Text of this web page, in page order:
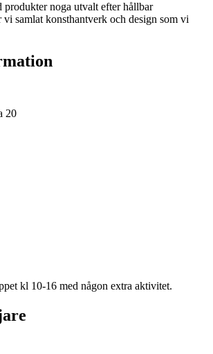
produkter noga utvalt efter hållbar
samlat konsthantverk och design som vi
20
kl 10-16 med någon extra aktivitet.